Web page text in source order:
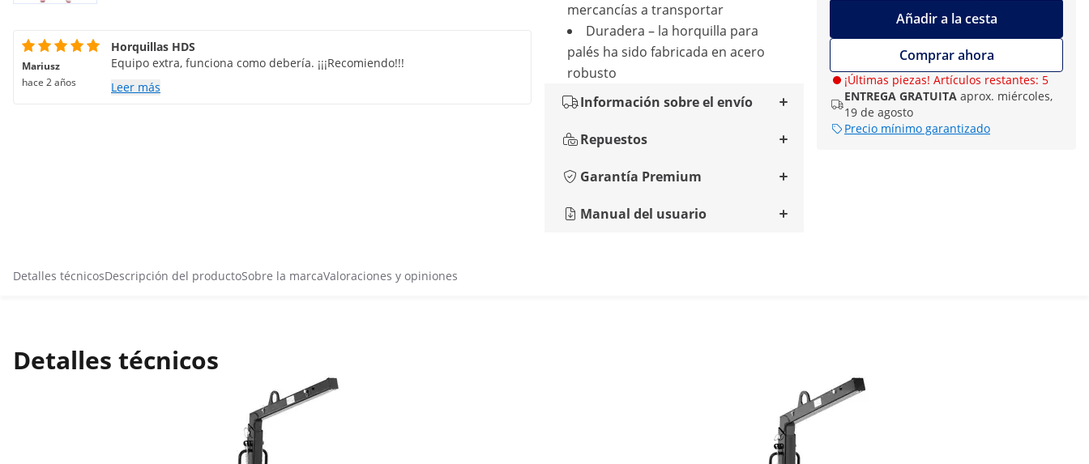
Añadir a la cesta
Comprar ahora
¡Últimas piezas! Artículos restantes: 5
ENTREGA GRATUITA aprox. miércoles,
19 de agosto
Precio mínimo garantizado
mercancías a transportar
Duradera – la horquilla para
palés ha sido fabricada en acero
robusto
Información sobre el envío
Repuestos
Garantía Premium
Manual del usuario
Mariusz
hace 2 años
Horquillas HDS
Equipo extra, funciona como debería. ¡¡¡Recomiendo!!!
Leer más
Detalles técnicosDescripción del productoSobre la marcaValoraciones y opiniones
Detalles técnicos